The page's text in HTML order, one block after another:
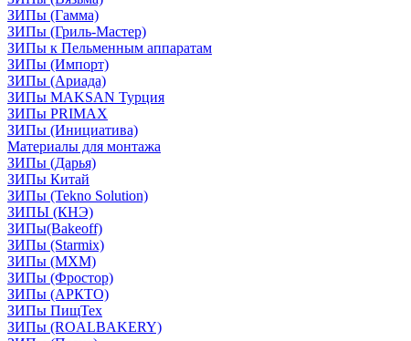
ЗИПы (Гамма)
ЗИПы (Гриль-Мастер)
ЗИПы к Пельменным аппаратам
ЗИПы (Импорт)
ЗИПы (Ариада)
ЗИПы MAKSAN Турция
ЗИПы PRIMAX
ЗИПы (Инициатива)
Материалы для монтажа
ЗИПы (Дарья)
ЗИПы Китай
ЗИПы (Tekno Solution)
ЗИПЫ (КНЭ)
ЗИПы(Bakeoff)
ЗИПы (Starmix)
ЗИПы (МХМ)
ЗИПы (Фростор)
ЗИПы (АРКТО)
ЗИПы ПищТех
ЗИПы (ROALBAKERY)